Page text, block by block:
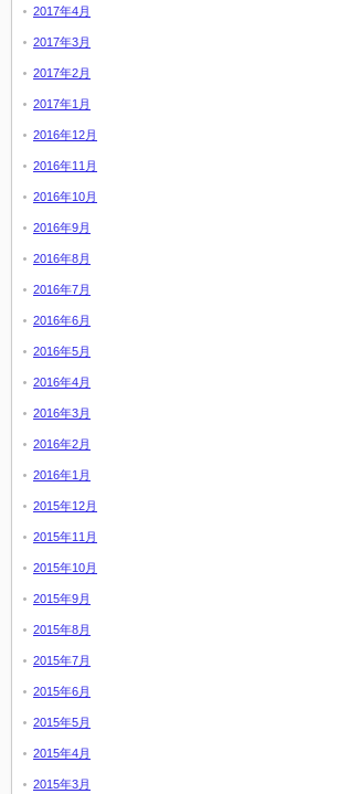
2017年4月
2017年3月
2017年2月
2017年1月
2016年12月
2016年11月
2016年10月
2016年9月
2016年8月
2016年7月
2016年6月
2016年5月
2016年4月
2016年3月
2016年2月
2016年1月
2015年12月
2015年11月
2015年10月
2015年9月
2015年8月
2015年7月
2015年6月
2015年5月
2015年4月
2015年3月